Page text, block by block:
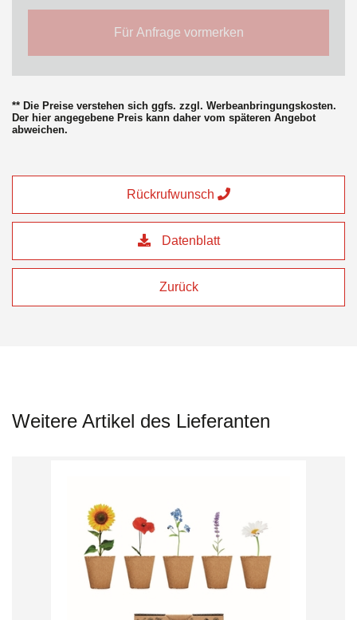
Für Anfrage vormerken
** Die Preise verstehen sich ggfs. zzgl. Werbeanbringungskosten.
Der hier angegebene Preis kann daher vom späteren Angebot
abweichen.
Zurück
Datenblatt
Rückrufwunsch
Weitere Artikel des Lieferanten